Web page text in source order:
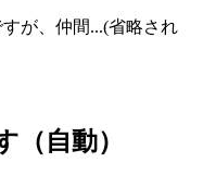
が、仲間...(省略され
（自動）